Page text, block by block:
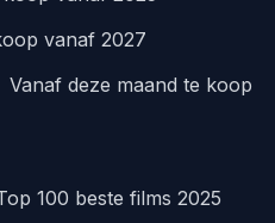
vanaf 2027
Vanaf deze maand te koop
100 beste films 2025